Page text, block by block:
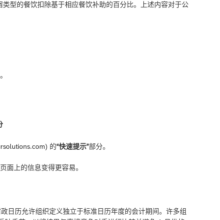
型的餐饮扣除基于相应餐饮补助的百分比。上述内容对于公
的“快速提示”部分。
面上的信息变得更容易。
日历允许组织定义独立于标准日历年度的会计期间。许多组